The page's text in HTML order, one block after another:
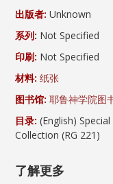
出版者: Unknown
系列: Not Specified
印刷: Not Specified
材料: 纸张
图书馆: 耶鲁神学院图
目录: (English)
Collection (RG 221)
了解更多